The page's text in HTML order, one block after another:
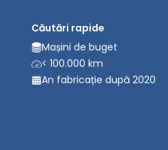
Căutări rapide
Mașini de buget
< 100.000 km
An fabricație după 2020